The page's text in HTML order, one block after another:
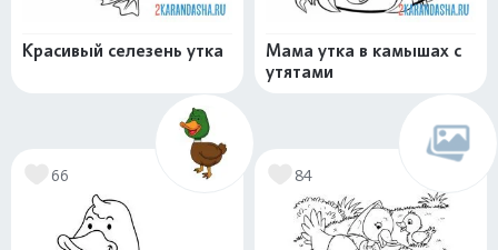
Красивый селезень утка
Мама утка в камышах с
утятами
66 84